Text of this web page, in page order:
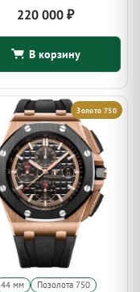
220 000 ₽
В корзину
Золото 750
44 мм Позолота 750